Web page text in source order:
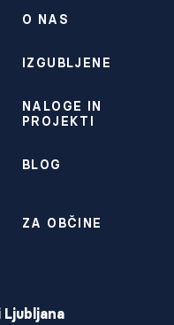
O NAS
IZGUBLJENE
NALOGE IN
PROJEKTI
BLOG
ZA OBČINE